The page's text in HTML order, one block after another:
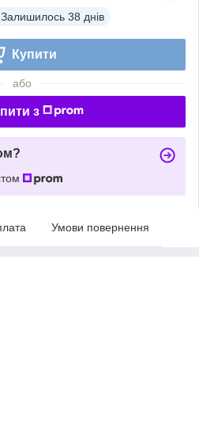
Залишилось 38 днів
Купити
або
з
Умови повернення